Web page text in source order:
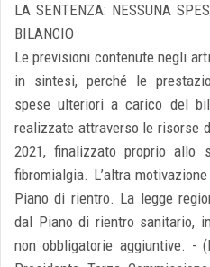
LA SENTENZA: NESSUNA
BILANCIO
Le previsioni contenute negli
in sintesi, perché le
spese ulteriori a carico del
realizzate attraverso le risorse
2021, finalizzato proprio allo
fibromialgia. L’altra
Piano di rientro. La legge
dal Piano di rientro sanitario,
non obbligatorie aggiuntive. -